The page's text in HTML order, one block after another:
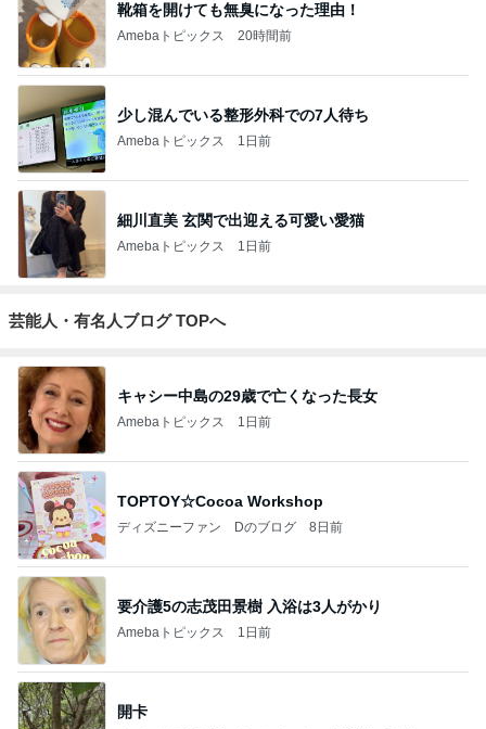
靴箱を開けても無臭になった理由！
Amebaトピックス 20時間前
少し混んでいる整形外科での7人待ち
Amebaトピックス 1日前
細川直美 玄関で出迎える可愛い愛猫
Amebaトピックス 1日前
芸能人・有名人ブログ TOPへ
キャシー中島の29歳で亡くなった長女
Amebaトピックス 1日前
TOPTOY☆Cocoa Workshop
ディズニーファン Dのブログ 8日前
要介護5の志茂田景樹 入浴は3人がかり
Amebaトピックス 1日前
開卡